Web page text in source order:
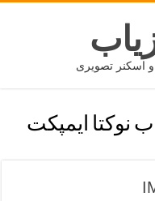
اسکنر تصویری
نوکتا ایمپکت